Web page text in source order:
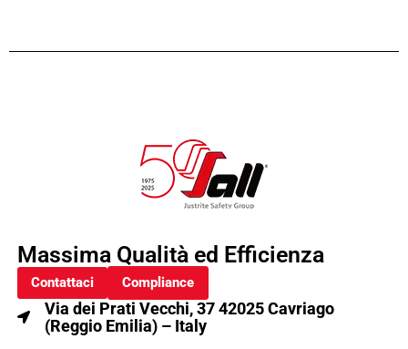
Massima Qualità ed Efficienza
Contattaci Compliance
Via dei Prati Vecchi, 37 42025 Cavriago
(Reggio Emilia) – Italy